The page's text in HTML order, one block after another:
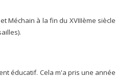
Méchain à la fin du XVIIIème siècle
éducatif. Cela m'a pris une année